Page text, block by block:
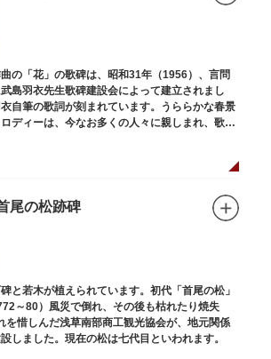
の「花」の歌碑は、昭和31年（1956）、言問
島羽衣先生歌碑建設会によって建立されまし
自筆の歌詞が刻まれています。うららかな春景
ディーは、今なお多くの人々に親しまれ、歌い
尾の松跡碑
と若木が植えられています。初代「首尾の松」
～80）風災で倒れ、その後も枯れたり焼失
を惜しんだ浅草南部商工観光協会が、地元関係
しました。現在の松は七代目といわれます。